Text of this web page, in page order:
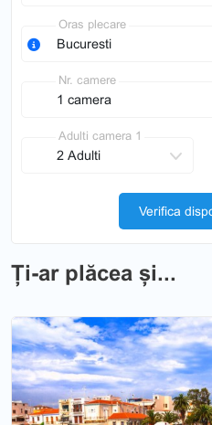
Oras plecare
Nr. camere
Adulti camera 1
Verifica
Ți-ar plăcea și...